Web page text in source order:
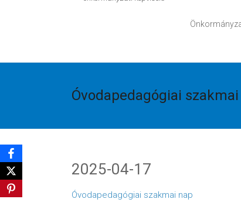
Óvodapedagógiai
2025-04-17
Óvodapedagógiai szakmai nap